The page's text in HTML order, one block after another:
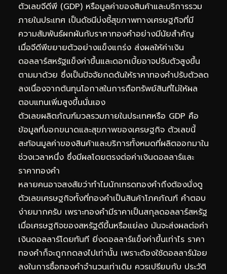
ตัวเลขจีดีพี (GDP) หรือมูลค่าของสินค้าและบริการรวม
ภายในประเทศ เป็นดัชนีบ่งชี้สุขภาพทางเศรษฐกิจที่มี
ความสัมพันธ์ผกผันกับราคาทองคำอย่างมีนัยสำคัญ
เมื่อจีดีพีขยายตัวอย่างแข็งแกร่ง ส่งผลให้ค่าเงิน
ดอลลาร์สหรัฐแข็งค่าขึ้นและดอกเบี้ยอาจปรับตัวสูงขึ้น
ตามมาด้วย ซึ่งเป็นปัจจัยกดดันให้ราคาทองคำปรับตัวลด
ลงเนื่องจากต้นทุนโอกาสในการถือทรัพย์สินที่ไม่ให้ผล
ตอบแทนเพิ่มสูงขึ้นนั่นเอง
ตัวเลขผลิตภัณฑ์มวลรวมภายในประเทศหรือ GDP คือ
ข้อมูลที่บอกขนาดและสุขภาพของเศรษฐกิจ ตัวเลขนี้
สะท้อนมูลค่าของสินค้าและบริการทั้งหมดที่ผลิตออกมาใน
ช่วงเวลาหนึ่ง ซึ่งมีผลโดยตรงต่อค่าเงินดอลลาร์และ
ราคาทองคำ
หลายคนอาจสงสัยว่าทำไมนักเทรดทองคำถึงต้องนั่งดู
ตัวเลขเศรษฐกิจทั้งที่ทองคำเป็นสินค้าโภคภัณฑ์ คำตอบ
ง่ายมากครับ เพราะทองคำมีราคาเป็นสกุลดอลลาร์สหรัฐ
เมื่อเศรษฐกิจของสหรัฐดีขึ้นหรือแย่ลง มันจะส่งผลต่อค่า
เงินดอลลาร์โดยทันที ยิ่งดอลลาร์แข็งค่าขึ้นเท่าไร ราคา
ทองคำก็จะถูกกดลงไปเท่านั้น เพราะต้องใช้ดอลลาร์น้อย
ลงในการซื้อทองคำจำนวนเท่าเดิม ควรเปรียบกับ ประวัติ